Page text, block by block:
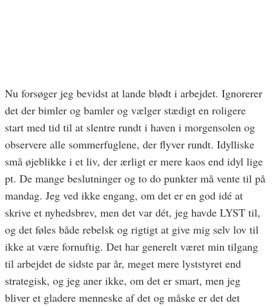
Nu forsøger jeg bevidst at lande blødt i arbejdet. Ignorerer
det der bimler og bamler og vælger stædigt en roligere
start med tid til at slentre rundt i haven i morgensolen og
observere alle sommerfuglene, der flyver rundt. Idylliske
små øjeblikke i et liv, der ærligt er mere kaos end idyl lige
pt. De mange beslutninger og to do punkter må vente til på
mandag. Jeg ved ikke engang, om det er en god idé at
skrive et nyhedsbrev, men det var dét, jeg havde LYST til,
og det føles både rebelsk og rigtigt at give mig selv lov til
ikke at være fornuftig. Det har generelt været min tilgang
til arbejdet de sidste par år, meget mere lyststyret end
strategisk, og jeg aner ikke, om det er smart, men jeg
bliver et gladere menneske af det og måske er det det